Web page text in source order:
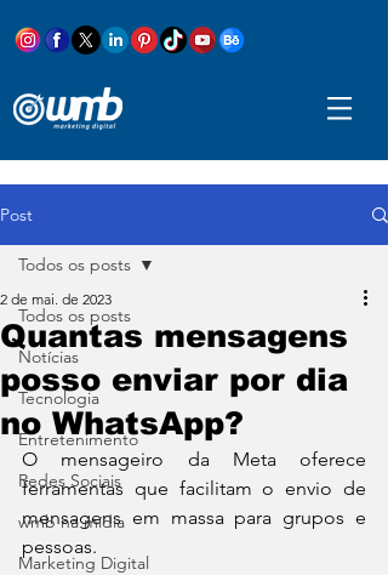
Post
Todos os posts
Notícias
Tecnologia
Entretenimento
Redes Sociais
wmb na mídia
Marketing Digital
Todos os posts
Quantas mensagens
posso enviar por dia
no WhatsApp?
2 de mai. de 2023
O mensageiro da Meta oferece
ferramentas que facilitam o envio de
mensagens em massa para grupos e
pessoas.